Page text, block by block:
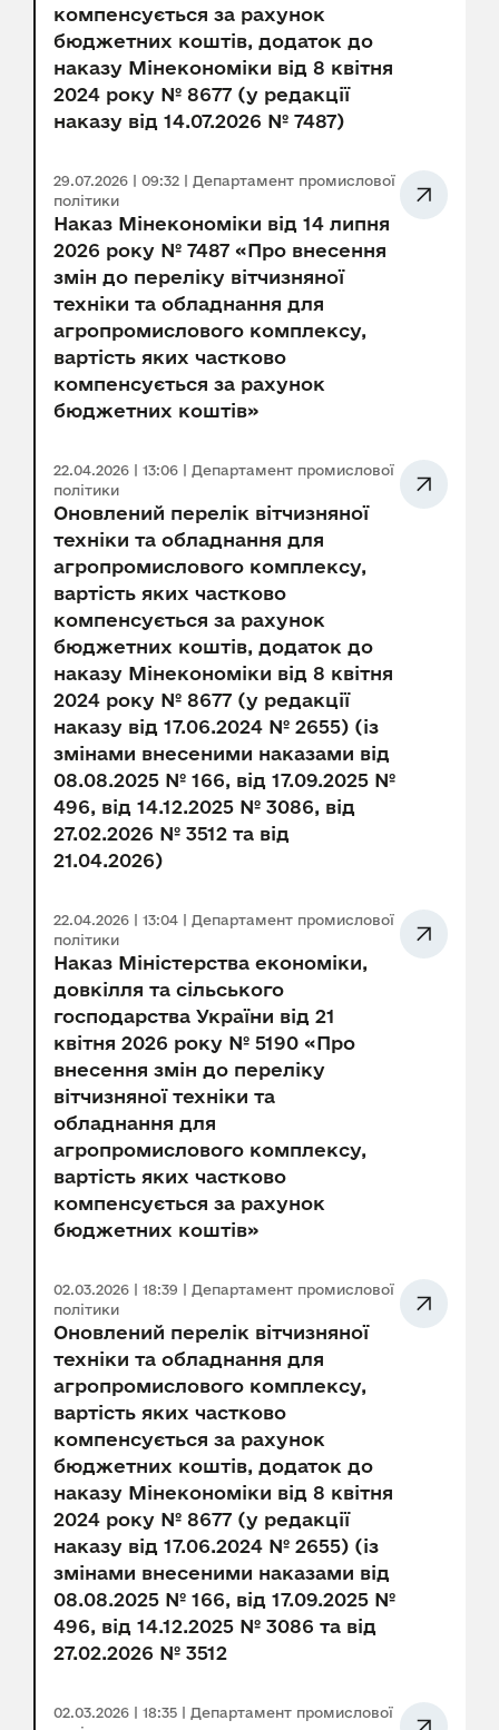
компенсується за рахунок
бюджетних коштів, додаток до
наказу Мінекономіки від 8 квітня
2024 року № 8677 (у редакції
наказу від 14.07.2026 № 7487)
29.07.2026 | 09:32 | Департамент промислової
політики
Наказ Мінекономіки від 14 липня
2026 року № 7487 «Про внесення
змін до переліку вітчизняної
техніки та обладнання для
агропромислового комплексу,
вартість яких частково
компенсується за рахунок
бюджетних коштів»
22.04.2026 | 13:06 | Департамент промислової
політики
Оновлений перелік вітчизняної
техніки та обладнання для
агропромислового комплексу,
вартість яких частково
компенсується за рахунок
бюджетних коштів, додаток до
наказу Мінекономіки від 8 квітня
2024 року № 8677 (у редакції
наказу від 17.06.2024 № 2655) (із
змінами внесеними наказами від
08.08.2025 № 166, від 17.09.2025 №
496, від 14.12.2025 № 3086, від
27.02.2026 № 3512 та від
21.04.2026)
22.04.2026 | 13:04 | Департамент промислової
політики
Наказ Міністерства економіки,
довкілля та сільського
господарства України від 21
квітня 2026 року № 5190 «Про
внесення змін до переліку
вітчизняної техніки та
обладнання для
агропромислового комплексу,
вартість яких частково
компенсується за рахунок
бюджетних коштів»
02.03.2026 | 18:39 | Департамент промислової
політики
Оновлений перелік вітчизняної
техніки та обладнання для
агропромислового комплексу,
вартість яких частково
компенсується за рахунок
бюджетних коштів, додаток до
наказу Мінекономіки від 8 квітня
2024 року № 8677 (у редакції
наказу від 17.06.2024 № 2655) (із
змінами внесеними наказами від
08.08.2025 № 166, від 17.09.2025 №
496, від 14.12.2025 № 3086 та від
27.02.2026 № 3512
02.03.2026 | 18:35 | Департамент промислової